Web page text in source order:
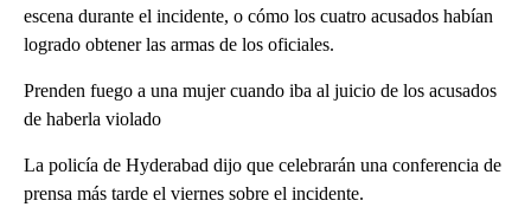
escena durante el incidente, o cómo los cuatro acusados habían
logrado obtener las armas de los oficiales.
Prenden fuego a una mujer cuando iba al juicio de los acusados
de haberla violado
La policía de Hyderabad dijo que celebrarán una conferencia de
prensa más tarde el viernes sobre el incidente.